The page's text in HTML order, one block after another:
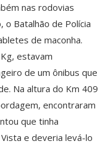
nas rodovias
o Batalhão de Polícia
de maconha.
estavam
de um ônibus que
Na altura do Km 409
encontraram
que tinha
e deveria levá-lo